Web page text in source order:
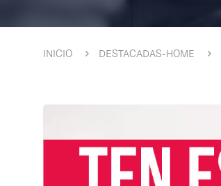
INICIO DESTACADAS-HOME